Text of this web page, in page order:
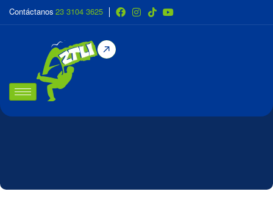
Contáctanos 23 3104 3625